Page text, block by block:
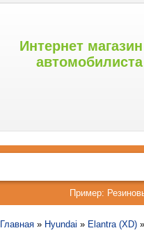
Интернет магазин
автомобилиста
Пример:
Главная » Hyundai » Elantra (XD) »